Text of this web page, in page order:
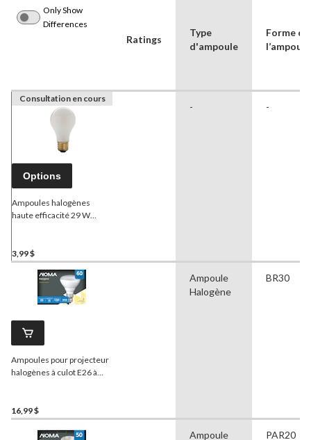
Only Show
Differences
Ratings
Type
d'ampoule
Forme de
l’ampoule
Consultation en cours
Options
Ampoules halogènes
haute efficacité 29 W
3,99 $
- -
Ampoules pour projecteur
halogènes à culot E26 à
blanc doux, 65 W, paq. 2
16,99 $
Ampoule
Halogène
BR30
Ampoule PAR20